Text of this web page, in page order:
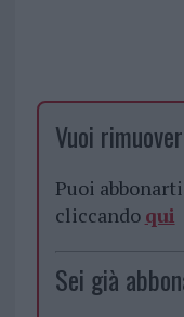
Vuoi
Puoi
cliccando qui
Sei già